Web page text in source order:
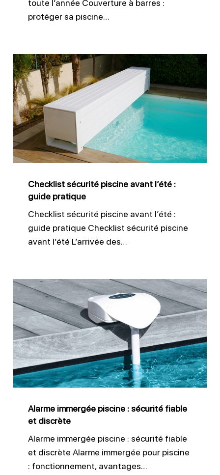
toute l’année Couverture à barres :
protéger sa piscine…
Checklist
sécurité
piscine
avant
l’été
:
guide
Checklist sécurité piscine avant l’été :
guide pratique
Checklist sécurité piscine avant l’été :
guide pratique Checklist sécurité piscine
avant l’été L’arrivée des…
Alarme
immergée
piscine
sécurité
fiable
et
Alarme immergée piscine : sécurité fiable
et discrète
Alarme immergée piscine : sécurité fiable
et discrète Alarme immergée pour piscine
: fonctionnement, avantages…